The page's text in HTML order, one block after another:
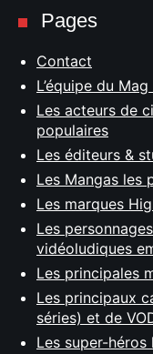
Pages
Contact
L’équipe du
Les acteurs de
populaires
Les éditeurs &
Les Mangas les
Les marques
Les
vidéoludiques
Les principales
Les principaux
séries) et de
Les super-